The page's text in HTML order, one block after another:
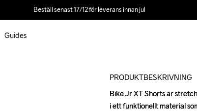
Beställ senast 17/12 för leverans innan jul
Guides
PRODUKTBESKRIVNING
Bike Jr XT Shorts är
i ett funktionellt material
Bike Jr XT Shorts är
i ett funktionellt material